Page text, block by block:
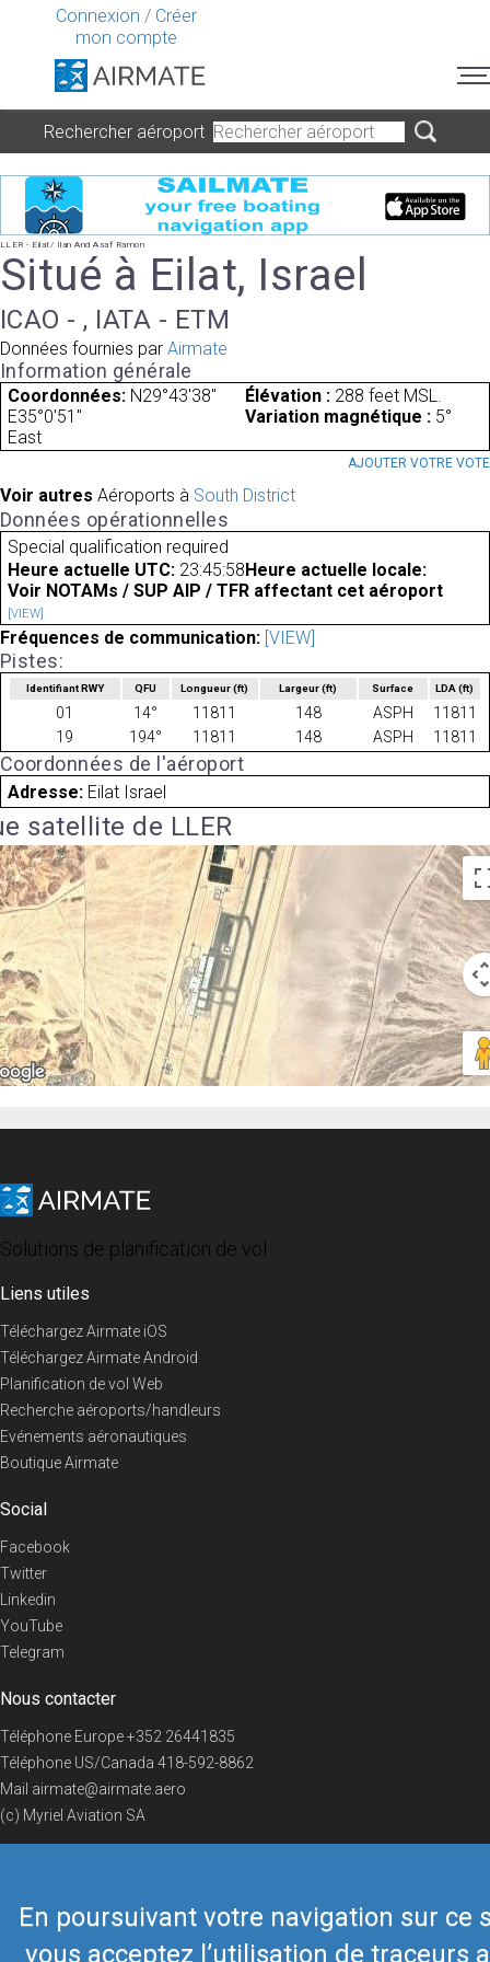
Connexion / Créer
mon compte
En poursuivant votre navigation sur ce
vous acceptez l’utilisation de traceurs
Rechercher aéroport
LLER - Eilat/ Ilan And Asaf Ramon
Situé à Eilat, Israel
ICAO - , IATA - ETM
Données fournies par Airmate
Information générale
Coordonnées: N29°43'38"
E35°0'51"
Élévation : 288 feet MSL.
Variation magnétique : 5°
East
AJOUTER VOTRE VOTE
Voir autres Aéroports à South District
Données opérationnelles
Special qualification required
Heure actuelle UTC: 23:45:58 Heure actuelle locale:
Voir NOTAMs / SUP AIP / TFR affectant cet aéroport
[VIEW]
Fréquences de communication: [VIEW]
Pistes:
Identifiant RWY QFU Longueur(ft) Largeur(ft) Surface LDA(ft)
01 14° 11811 148 ASPH
11811
19
194° 11811 148 ASPH 11811
Coordonnées de l'aéroport
Adresse: Eilat Israel
satellite de LLER
Solutions de planification de vol
Liens utiles
Téléchargez Airmate iOS
Téléchargez Airmate Android
Planification de vol Web
Recherche aéroports/handleurs
Evénements aéronautiques
Boutique Airmate
Social
Facebook
Twitter
Linkedin
YouTube
Telegram
Nous contacter
Téléphone Europe+352 26441835
Téléphone US/Canada 418-592-8862
Mail airmate@airmate.aero
(c) Myriel Aviation SA
© 2019 Airmate - Conditions d'utilisation -Vie privée Back to top